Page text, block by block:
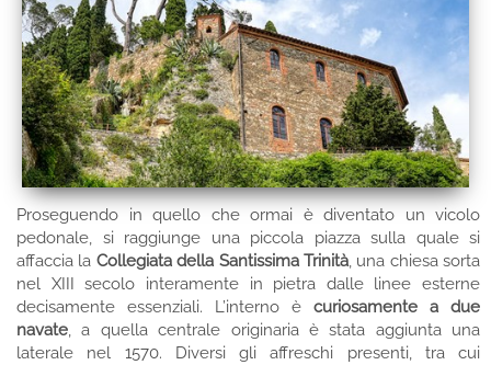
Proseguendo in quello che ormai è diventato un vicolo
pedonale, si raggiunge una piccola piazza sulla quale si
affaccia la Collegiata della Santissima Trinità, una chiesa sorta
nel XIII secolo interamente in pietra dalle linee esterne
decisamente essenziali. L’interno è curiosamente a due
navate, a quella centrale originaria è stata aggiunta una
laterale nel 1570. Diversi gli affreschi presenti, tra cui